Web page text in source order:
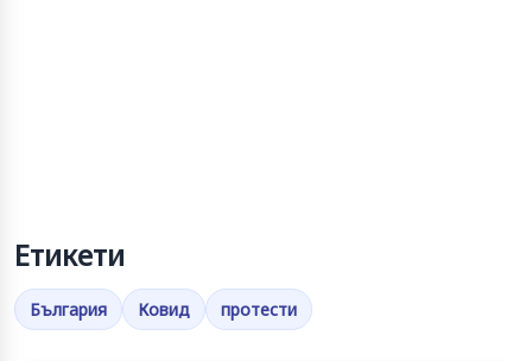
Етикети
България Ковид протести